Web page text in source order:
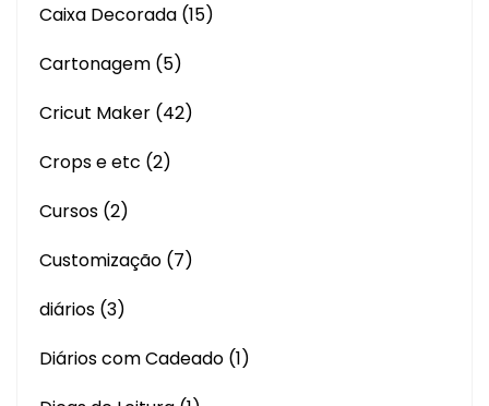
Caixa Decorada (15)
Cartonagem (5)
Cricut Maker (42)
Crops e etc (2)
Cursos (2)
Customização (7)
diários (3)
Diários com Cadeado (1)